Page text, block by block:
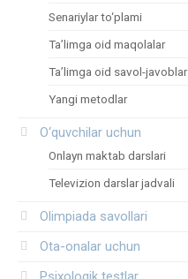
Senariylar to‘plami
Ta’limga oid maqolalar
Ta’limga oid savol-javoblar
Yangi metodlar
O‘quvchilar uchun
Onlayn maktab darslari
Televizion darslar jadvali
Olimpiada savollari
Ota-onalar uchun